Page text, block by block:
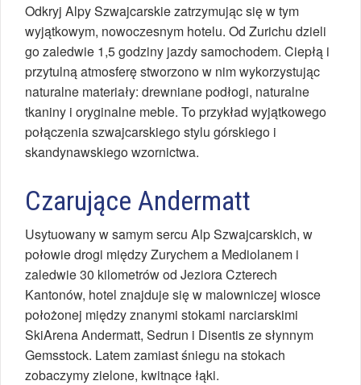
Odkryj Alpy Szwajcarskie zatrzymując się w tym
wyjątkowym, nowoczesnym hotelu. Od Zurichu dzieli
go zaledwie 1,5 godziny jazdy samochodem. Ciepłą i
przytulną atmosferę stworzono w nim wykorzystując
naturalne materiały: drewniane podłogi, naturalne
tkaniny i oryginalne meble. To przykład wyjątkowego
połączenia szwajcarskiego stylu górskiego i
skandynawskiego wzornictwa.
Czarujące Andermatt
Usytuowany w samym sercu Alp Szwajcarskich, w
połowie drogi między Zurychem a Mediolanem i
zaledwie 30 kilometrów od Jeziora Czterech
Kantonów, hotel znajduje się w malowniczej wiosce
położonej między znanymi stokami narciarskimi
SkiArena Andermatt, Sedrun i Disentis ze słynnym
Gemsstock. Latem zamiast śniegu na stokach
zobaczymy zielone, kwitnące łąki.